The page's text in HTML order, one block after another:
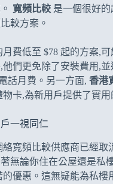
寬頻比較 是一個很好
較方案。
費低至 $78 起的方案,
們更免除了安裝費用,並
話月費。另一方面, 香港
卡,為新用戶提供了實用
一視同仁
寬頻比較供應商已經取
無論你住在公屋還是私
優惠。這無疑能為私樓